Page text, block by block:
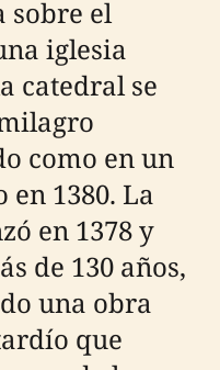
sobre el
iglesia
catedral se
como en un
1380. La
en 1378 y
de 130 años,
una obra
que